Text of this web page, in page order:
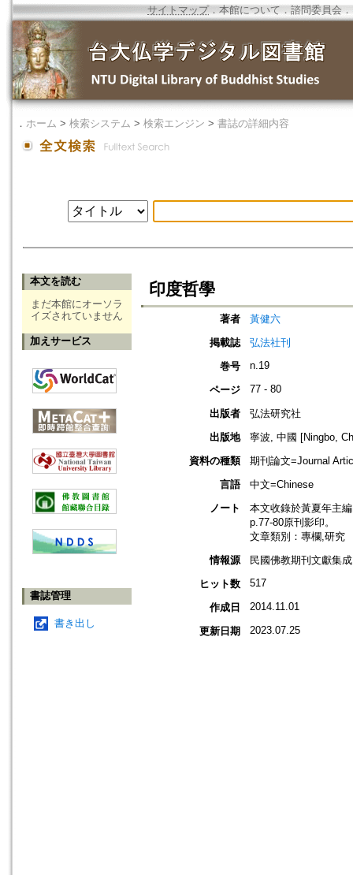
サイトマップ．本館について ． 諮問委員会 ．
． ホーム > 検索システム > 検索エンジン > 書誌の詳細内容
本文を読む
まだ本館にオーソラ
イズされていません
加えサービス
書誌管理
書き出し
印度哲學
著者
黃健六
掲載誌
弘法社刊
巻号
n.19
ページ 77 - 80
出版者
弘法研究社
出版地
寧波, 中國 [Ningbo,
資料の種類
期刊論文=Journal
言語
中文=Chinese
ノート
本文收錄於黃夏年主
p.77-80原刊影印。
文章類別：專欄,研究
情報源
民國佛教期刊文獻集
ヒット数
517
作成日 2014.11.01
更新日期 2023.07.25